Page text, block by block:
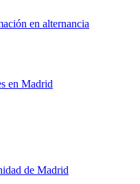
en Madrid
de Madrid